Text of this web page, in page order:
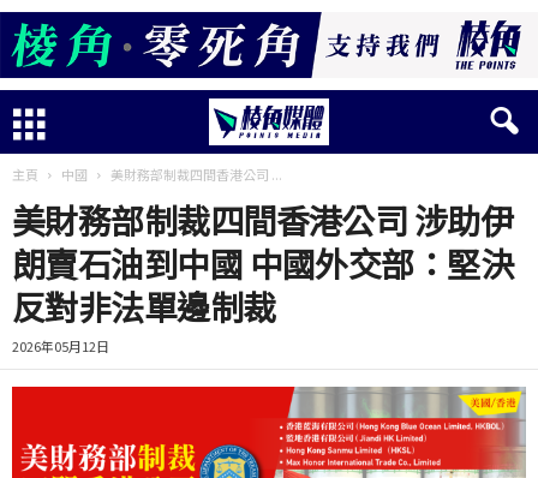
主頁 中國 美財務部制裁四間香港公司 ...
美財務部制裁四間香港公司 涉助伊
朗賣石油到中國 中國外交部：堅決
反對非法單邊制裁
2026年05月12日